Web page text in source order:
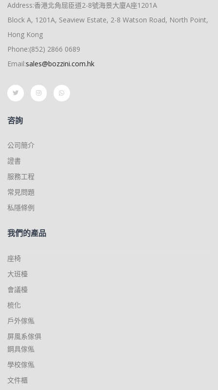
Address:香港北角屈臣道2-8號海景大廈A座1201A
Block A, 1201A, Seaview Estate, 2-8 Watson Road, North Point,
Hong Kong
Phone:(852) 2866 0689
Email:sales@bozzini.com.hk
咨詢
公司簡介
證書
服務工程
常見問題
私隱條例
我們的產品
座椅
大班檯
會議檯
梳化
戶外傢俬
屏風系傢俱
鋼具傢俬
學校傢俬
文件櫃